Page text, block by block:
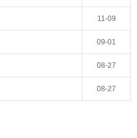
11-09
09-01
08-27
08-27